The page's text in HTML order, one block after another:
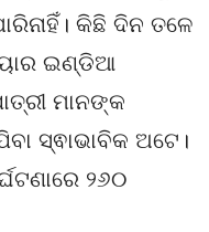
କିଛି ଦିନ ତଳେ
ଇଣ୍ଡିଆ
ମାନଙ୍କ
ସ୍ଵାଭାବିକ ଅଟେ।
୨୬୦